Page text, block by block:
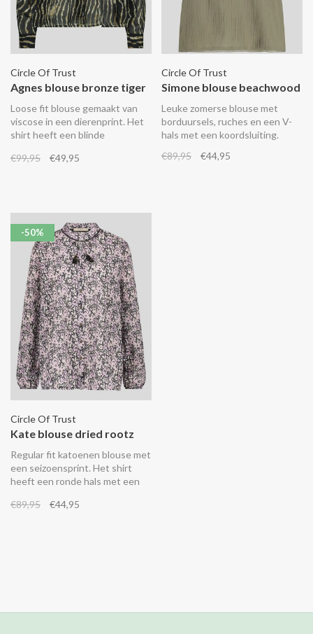
Circle Of Trust
Agnes blouse bronze tiger
Loose fit blouse gemaakt van
viscose in een dierenprint. Het
shirt heeft een blinde
onderkant.
€99,95 €49,95
Circle Of Trust
Simone blouse beachwood
Leuke zomerse blouse met
borduursels, ruches en een V-
hals met een koordsluiting.
€89,95
€44,95
-50%
Circle Of Trust
Kate blouse dried rootz
Regular fit katoenen blouse met
een seizoensprint. Het shirt
heeft een ronde hals met een
knoopsluiting.
€89,95 €44,95